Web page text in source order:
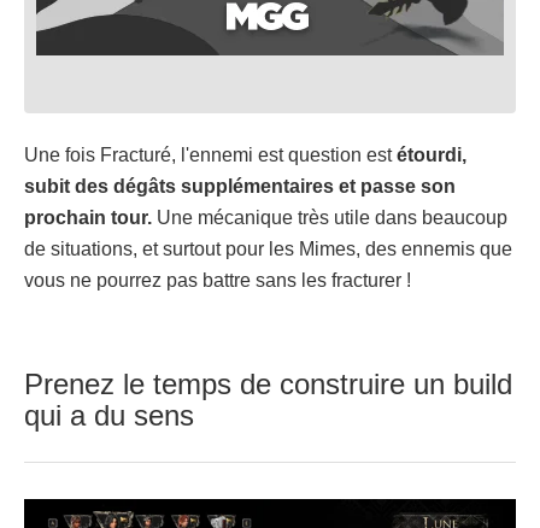
Une fois Fracturé, l'ennemi est question estétourdi,
subit des dégâts supplémentaires et passe son
prochain tour. Une mécanique très utile dans beaucoup
de situations, et surtout pour les Mimes, des ennemis que
vous ne pourrez pas battre sans les fracturer !
Prenez le temps de construire un build
qui a du sens